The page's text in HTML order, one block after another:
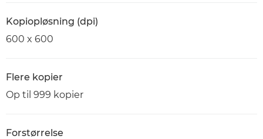
Kopiopløsning (dpi)
600 x 600
Flere kopier
Op til 999 kopier
Forstørrelse